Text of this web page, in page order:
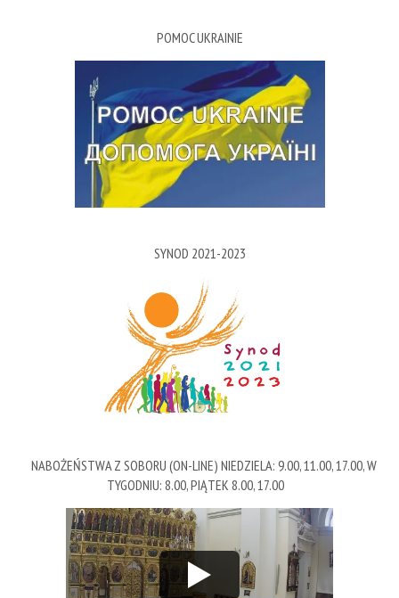
POMOC UKRAINIE
SYNOD 2021-2023
NABOŻEŃSTWA Z SOBORU (ON-LINE) NIEDZIELA: 9.00, 11.00, 17.00, W
TYGODNIU: 8.00, PIĄTEK 8.00, 17.00